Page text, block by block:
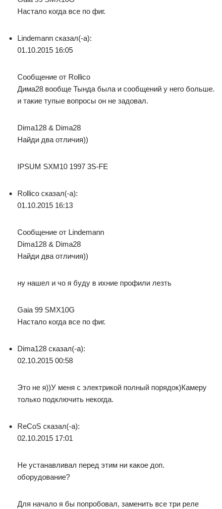
Настало когда все по фиг.
Lindemann сказал(-а):
01.10.2015 16:05
Сообщение от Rollico
Дима28 вообще Тында была и сообщений у него больше.
и такие тупые вопросы он не задовал.
Dima128 & Dima28
Найди два отличия))
IPSUM SXM10 1997 3S-FE
Rollico сказал(-а):
01.10.2015 16:13
Сообщение от Lindemann
Dima128 & Dima28
Найди два отличия))
ну нашел и чо я буду в ихние профили лезть
Gaia 99 SMX10G
Настало когда все по фиг.
Dima128 сказал(-а):
02.10.2015 00:58
Это не я))У меня с электрикой полный порядок)Камеру
только подключить некогда.
ReCoS сказал(-а):
02.10.2015 17:01
Не устанавливал перед этим ни какое доп.
оборудование?
Для начало я бы попробовал, заменить все три реле